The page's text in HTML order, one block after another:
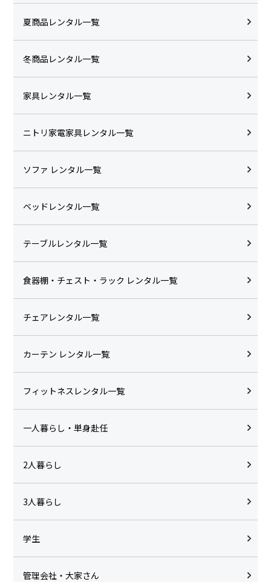
夏商品レンタル一覧
冬商品レンタル一覧
家具レンタル一覧
ニトリ家電家具レンタル一覧
ソファ レンタル一覧
ベッドレンタル一覧
テーブルレンタル一覧
食器棚・チェスト・ラック レンタル一覧
チェアレンタル一覧
カーテン レンタル一覧
フィットネスレンタル一覧
一人暮らし・単身赴任
2人暮らし
3人暮らし
学生
管理会社・大家さん